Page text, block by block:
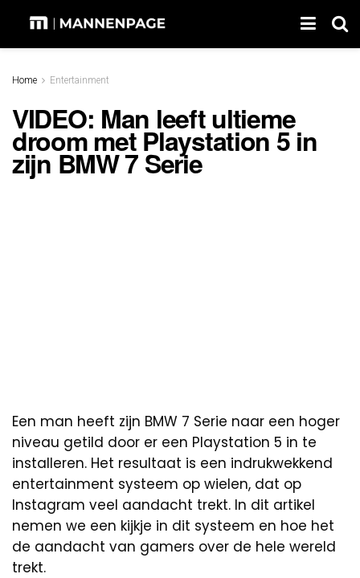
Home Entertainment
VIDEO: Man leeft ultieme
droom met Playstation 5 in
zijn BMW 7 Serie
Een man heeft zijn BMW 7 Serie naar een hoger
niveau getild door er een Playstation 5 in te
installeren. Het resultaat is een indrukwekkend
entertainment systeem op wielen, dat op
Instagram veel aandacht trekt. In dit artikel
nemen we een kijkje in dit systeem en hoe het
de aandacht van gamers over de hele wereld
trekt.